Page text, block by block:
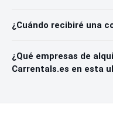
¿Cuándo recibiré una
¿Qué empresas de
Carrentals.es en esta